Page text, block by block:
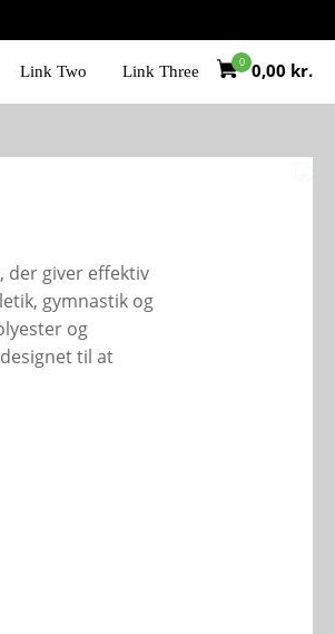
Link Two Link Three 0,00 kr.
der giver effektiv
gymnastik og
og
til at